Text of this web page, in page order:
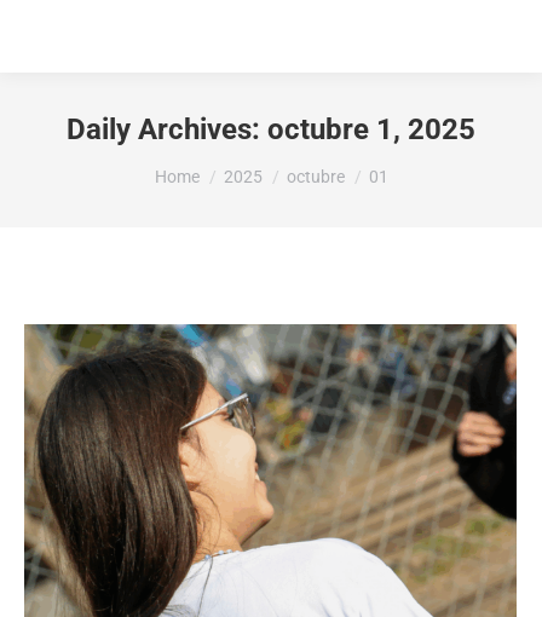
Daily Archives: octubre 1, 2025
You are here:
Home 2025 octubre 01